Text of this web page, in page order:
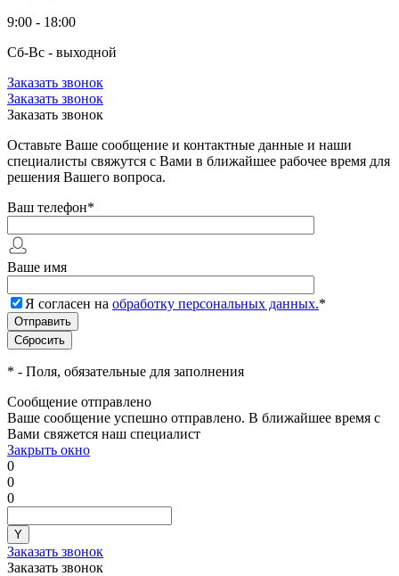
9:00 - 18:00
Сб-Вс - выходной
Заказать звонок
Заказать звонок
Заказать звонок
Оставьте Ваше сообщение и контактные данные и наши
специалисты свяжутся с Вами в ближайшее рабочее время для
решения Вашего вопроса.
Ваш телефон*
Ваше имя
Я согласен на обработку персональных данных.*
* - Поля, обязательные для заполнения
Сообщение отправлено
Ваше сообщение успешно отправлено. В ближайшее время с
Вами свяжется наш специалист
Закрыть окно
0
0
0
Заказать звонок
Заказать звонок